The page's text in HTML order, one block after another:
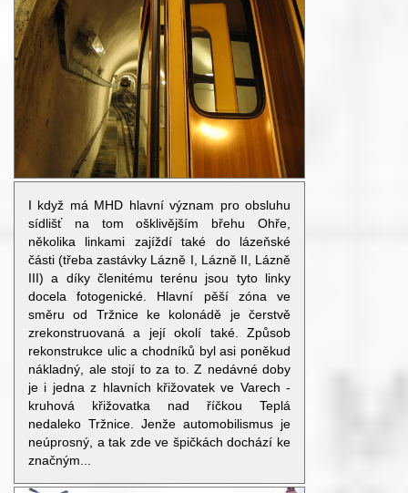
I když má MHD hlavní význam pro obsluhu
sídlišť na tom ošklivějším břehu Ohře,
několika linkami zajíždí také do lázeňské
části (třeba zastávky Lázně I, Lázně II, Lázně
III) a díky členitému terénu jsou tyto linky
docela fotogenické. Hlavní pěší zóna ve
směru od Tržnice ke kolonádě je čerstvě
zrekonstruovaná a její okolí také. Způsob
rekonstrukce ulic a chodníků byl asi poněkud
nákladný, ale stojí to za to. Z nedávné doby
je i jedna z hlavních křižovatek ve Varech -
kruhová křižovatka nad říčkou Teplá
nedaleko Tržnice. Jenže automobilismus je
neúprosný, a tak zde ve špičkách dochází ke
značným...